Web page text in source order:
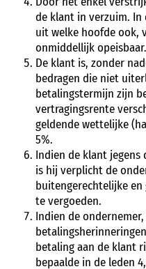
de klant in verzuim.
uit welke hoofde ook,
onmiddellijk opeisbaar.
De klant is, zonder
bedragen die niet
betalingstermijn zijn
vertragingsrente
geldende wettelijke
5%.
Indien de klant jegens
is hij verplicht de
buitengerechtelijke
te vergoeden.
Indien de
betaling aan de klant
bepaalde in de leden